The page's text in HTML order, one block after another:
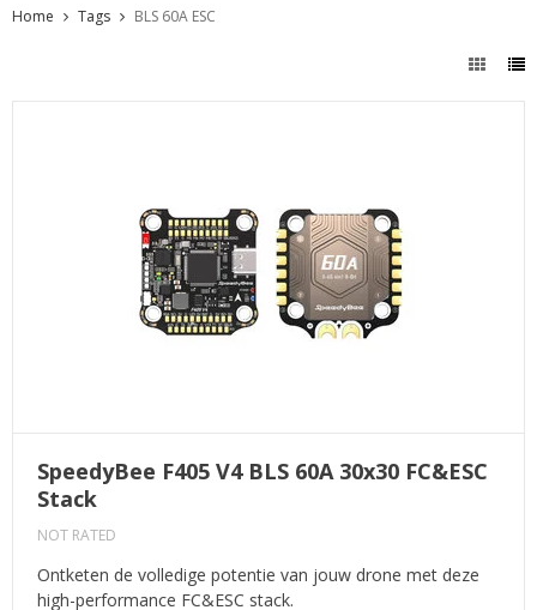
Home Tags BLS 60A ESC
SpeedyBee F405 V4 BLS 60A 30x30 FC&ESC
Stack
NOT RATED
Ontketen de volledige potentie van jouw drone met deze
high-performance FC&ESC stack.